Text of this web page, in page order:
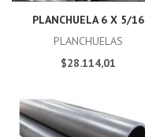
PLANCHUELA 6 X 5/16
PLANCHUELAS
$28.114,01